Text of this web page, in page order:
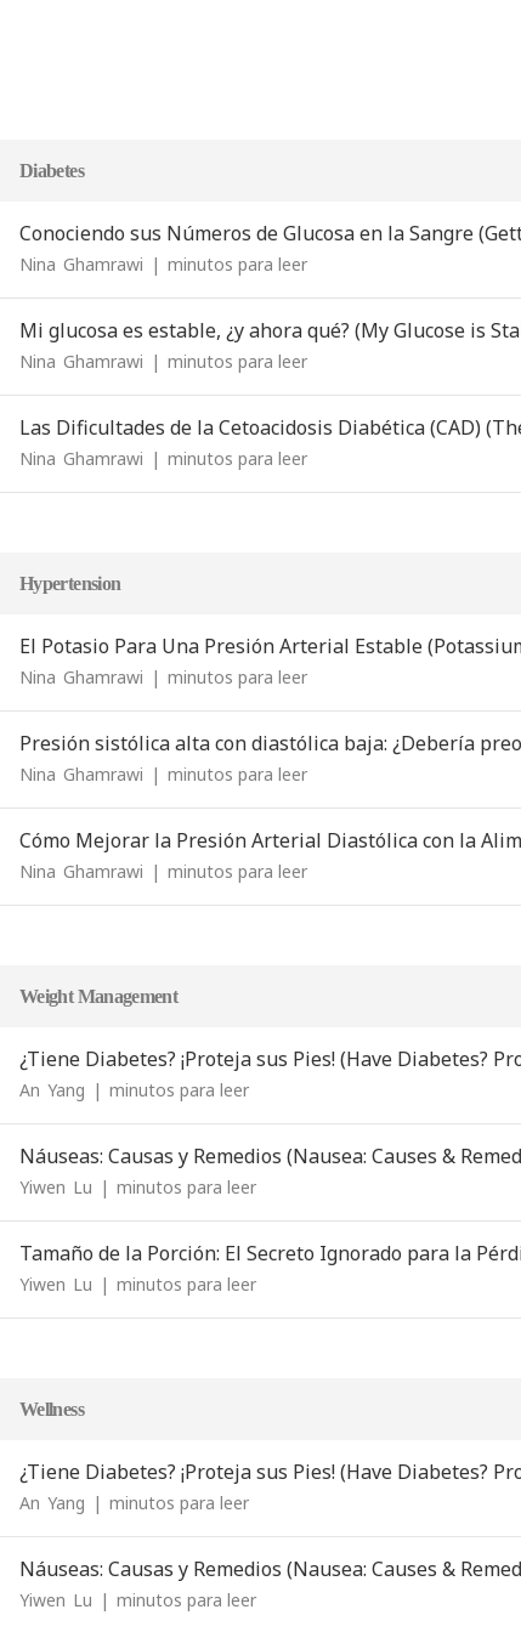
Diabetes
Conociendo sus Números de Glucosa en la Sangre
Nina Ghamrawi | minutos para leer
Mi glucosa es estable, ¿y ahora qué? (My Glucose is
Nina Ghamrawi | minutos para leer
Las Dificultades de la Cetoacidosis Diabética (CAD)
Nina Ghamrawi | minutos para leer
Hypertension
El Potasio Para Una Presión Arterial Estable
Nina Ghamrawi | minutos para leer
Presión sistólica alta con diastólica baja: ¿Debería
Nina Ghamrawi | minutos para leer
Cómo Mejorar la Presión Arterial Diastólica con la
Nina Ghamrawi | minutos para leer
Weight Management
¿Tiene Diabetes? ¡Proteja sus Pies! (Have Diabetes?
An Yang | minutos para leer
Náuseas: Causas y Remedios (Nausea: Causes &
Yiwen Lu | minutos para leer
Tamaño de la Porción: El Secreto Ignorado para la
Yiwen Lu | minutos para leer
Wellness
¿Tiene Diabetes? ¡Proteja sus Pies! (Have Diabetes?
An Yang | minutos para leer
Náuseas: Causas y Remedios (Nausea: Causes &
Yiwen Lu | minutos para leer